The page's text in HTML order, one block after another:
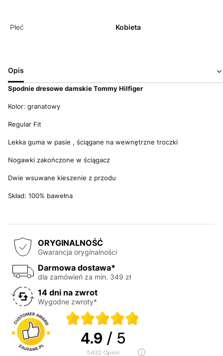
Płeć Kobieta
Opis
Spodnie dresowe damskie Tommy Hilfiger
Kolor: granatowy
Regular Fit
Lekka guma w pasie , ściągane na wewnętrzne troczki
Nogawki zakończone w ściągacz
Dwie wsuwane kieszenie z przodu
Skład: 100% bawełna
ORYGINALNOŚĆ
Gwarancja oryginalności
Darmowa dostawa*
dla zamówień za min. 349 zł
14 dni na zwrot
Wygodne zwroty*
4.9 / 5
5432 opinii